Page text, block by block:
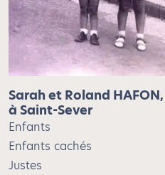
Sarah et Roland
à Saint-Sever
Enfants
Enfants cachés
Justes